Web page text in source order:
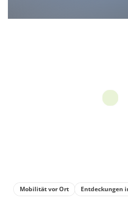
Mobilität vor Ort Entdeckungen